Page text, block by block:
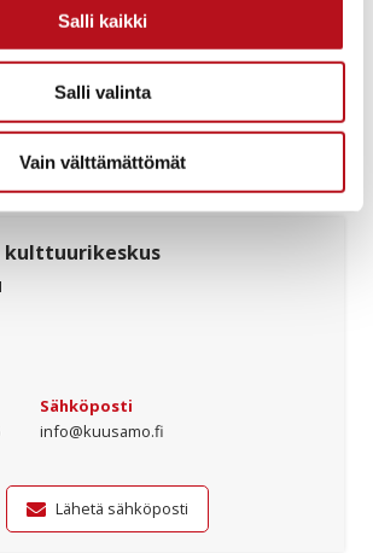
Salli kaikki
Salli valinta
Vain välttämättömät
Kuusamossa
Sähköposti
info@kuusamo.fi
Lähetä sähköposti